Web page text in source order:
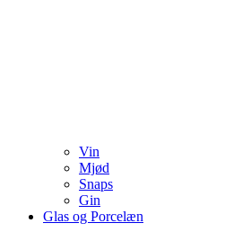
Vin
Mjød
Snaps
Gin
Glas og Porcelæn